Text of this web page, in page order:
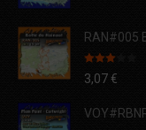
RAN#005
Note
3.00
3,07€